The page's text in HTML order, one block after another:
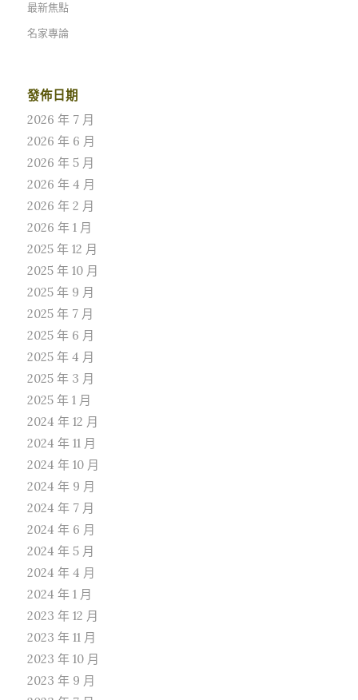
最新焦點
名家專論
發佈日期
2026 年 7 月
2026 年 6 月
2026 年 5 月
2026 年 4 月
2026 年 2 月
2026 年 1 月
2025 年 12 月
2025 年 10 月
2025 年 9 月
2025 年 7 月
2025 年 6 月
2025 年 4 月
2025 年 3 月
2025 年 1 月
2024 年 12 月
2024 年 11 月
2024 年 10 月
2024 年 9 月
2024 年 7 月
2024 年 6 月
2024 年 5 月
2024 年 4 月
2024 年 1 月
2023 年 12 月
2023 年 11 月
2023 年 10 月
2023 年 9 月